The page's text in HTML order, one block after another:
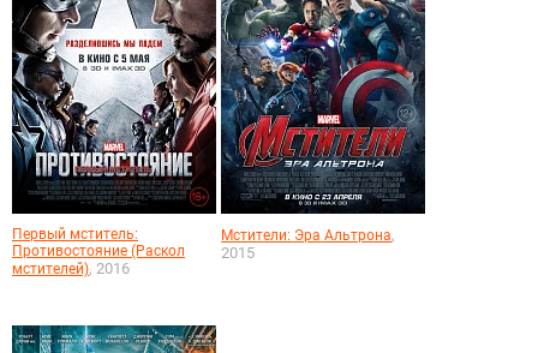
Первый мститель:
Противостояние (Раскол
мстителей), 2016
Мстители: Эра Альтрона,
2015